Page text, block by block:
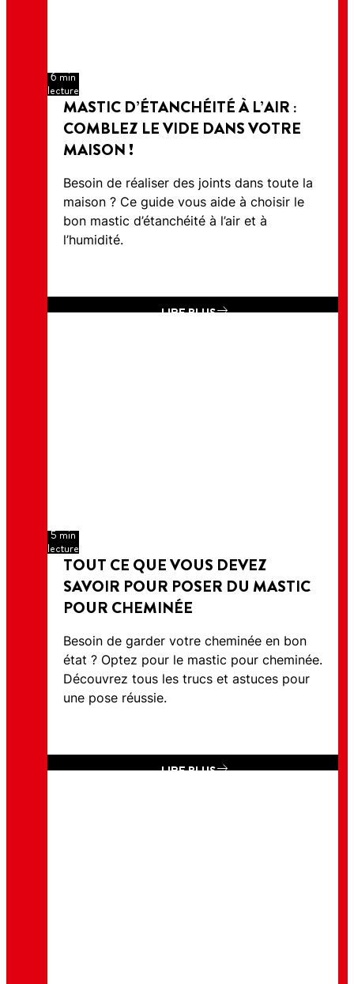
6 min
lecture
MASTIC D’ÉTANCHÉITÉ À L’AIR :
COMBLEZ LE VIDE DANS VOTRE
MAISON !
Besoin de réaliser des joints dans toute la
maison ? Ce guide vous aide à choisir le
bon mastic d’étanchéité à l’air et à
l’humidité.
LIRE PLUS
5 min
lecture
TOUT CE QUE VOUS DEVEZ
SAVOIR POUR POSER DU MASTIC
POUR CHEMINÉE
Besoin de garder votre cheminée en bon
état ? Optez pour le mastic pour cheminée.
Découvrez tous les trucs et astuces pour
une pose réussie.
LIRE PLUS